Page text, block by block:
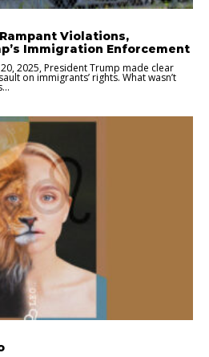
Violations,
Immigration Enforcement
2025, President Trump made clear
on immigrants’ rights. What wasn’t